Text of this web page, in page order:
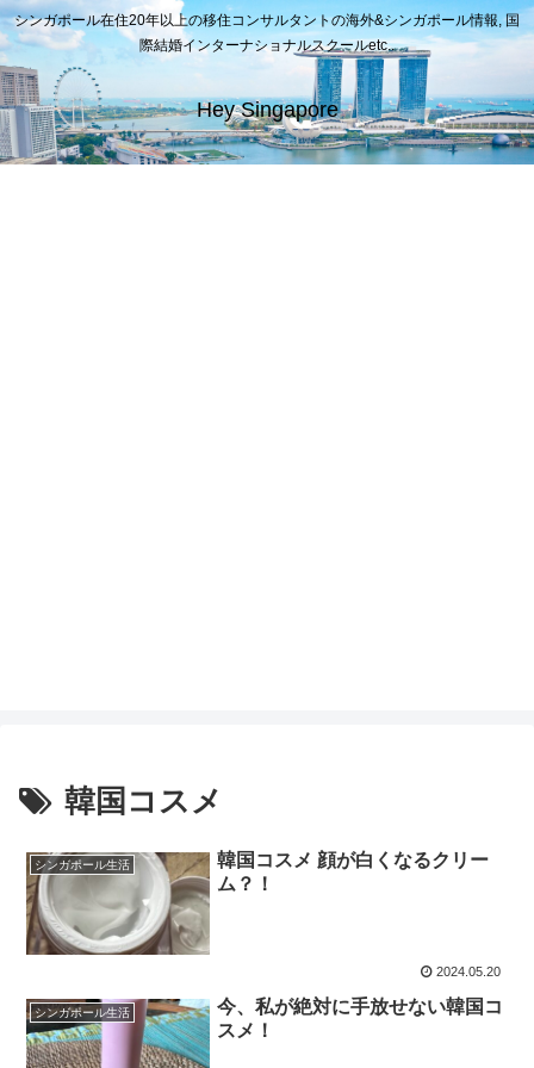
シンガポール在住20年以上の移住コンサルタントの海外&シンガポール情報, 国
際結婚インターナショナルスクールetc..
Hey Singapore
韓国コスメ
シンガポール生活
韓国コスメ 顔が白くなるクリー
ム？！
2024.05.20
シンガポール生活
今、私が絶対に手放せない韓国コ
スメ！